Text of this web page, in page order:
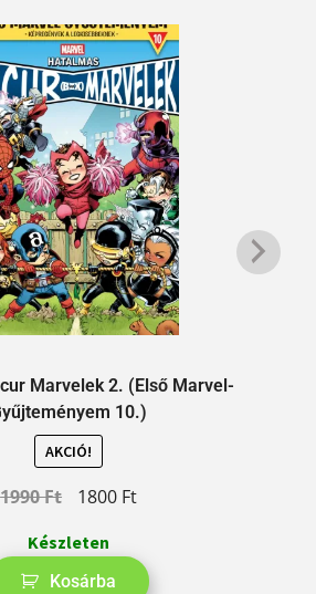
Marvelek 2. (Első Marvel-
10.)
AKCIÓ!
1990Ft 1800 Ft
Készleten
Kosárba